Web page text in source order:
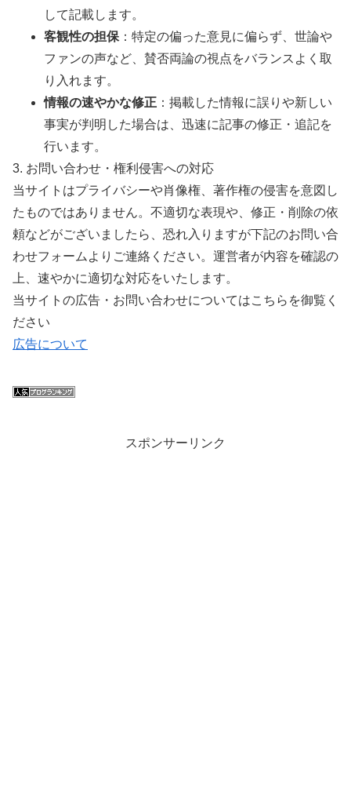
して記載します。
客観性の担保 ：特定の偏った意見に偏らず、世論や
ファンの声など、賛否両論の視点をバランスよく取
り入れます。
情報の速やかな修正 ：掲載した情報に誤りや新しい
事実が判明した場合は、迅速に記事の修正・追記を
行います。
3. お問い合わせ・権利侵害への対応
当サイトはプライバシーや肖像権、著作権の侵害を意図し
たものではありません。不適切な表現や、修正・削除の依
頼などがございましたら、恐れ入りますが下記のお問い合
わせフォームよりご連絡ください。運営者が内容を確認の
上、速やかに適切な対応をいたします。
当サイトの広告・お問い合わせについてはこちらを御覧く
ださい
広告について
スポンサーリンク